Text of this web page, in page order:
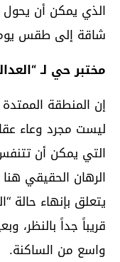
الذي يمكن أن يحول
شاقة إلى طقس
مختبر حي لـ
إن المنطقة
ليست مجرد وعاء
التي يمكن أن
الرهان الحقيقي هنا
يتعلق بإنهاء حالة
قريباً جداً بالنظر،
واسع من الساكنة.